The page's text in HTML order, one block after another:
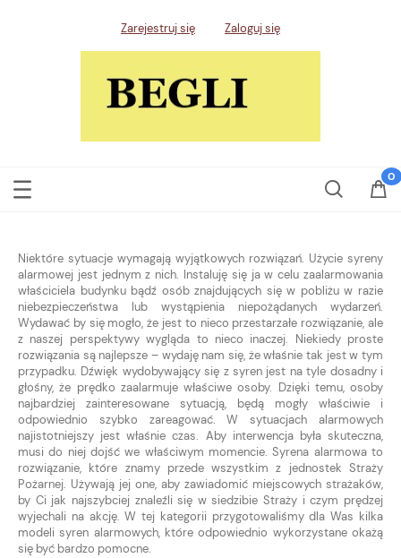
Zarejestruj się Zaloguj się
Niektóre sytuacje wymagają wyjątkowych rozwiązań. Użycie syreny
alarmowej jest jednym z nich. Instaluję się ja w celu zaalarmowania
właściciela budynku bądź osób znajdujących się w pobliżu w razie
niebezpieczeństwa lub wystąpienia niepożądanych wydarzeń.
Wydawać by się mogło, że jest to nieco przestarzałe rozwiązanie, ale
z naszej perspektywy wygląda to nieco inaczej. Niekiedy proste
rozwiązania są najlepsze – wydaję nam się, że właśnie tak jest w tym
przypadku. Dźwięk wydobywający się z syren jest na tyle dosadny i
głośny, że prędko zaalarmuje właściwe osoby. Dzięki temu, osoby
najbardziej zainteresowane sytuacją, będą mogły właściwie i
odpowiednio szybko zareagować. W sytuacjach alarmowych
najistotniejszy jest właśnie czas. Aby interwencja była skuteczna,
musi do niej dojść we właściwym momencie. Syrena alarmowa to
rozwiązanie, które znamy przede wszystkim z jednostek Straży
Pożarnej. Używają jej one, aby zawiadomić miejscowych strażaków,
by Ci jak najszybciej znaleźli się w siedzibie Straży i czym prędzej
wyjechali na akcję. W tej kategorii przygotowaliśmy dla Was kilka
modeli syren alarmowych, które odpowiednio wykorzystane okażą
się być bardzo pomocne.